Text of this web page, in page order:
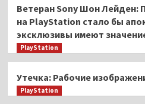
Ветеран Sony Шон Лейден:
на PlayStation стало бы
эксклюзивы имеют
PlayStation
Утечка: Рабочие
PlayStation